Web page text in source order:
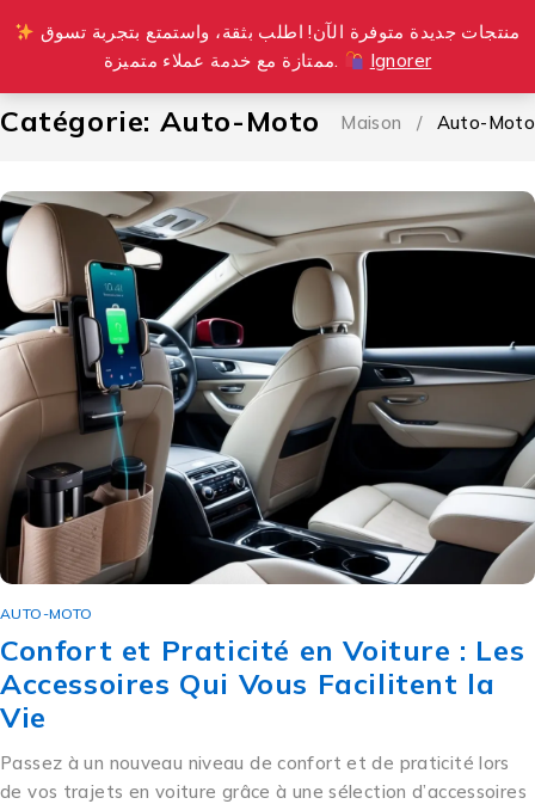
ممتازة مع خدمة عملاء متميزة.
Ignorer
0
Catégorie: Auto-Moto Maison / Auto-Moto
AUTO-MOTO
Confort et Praticité en Voiture : Les
Accessoires Qui Vous Facilitent la
Vie
Passez à un nouveau niveau de confort et de praticité lors
de vos trajets en voiture grâce à une sélection d’accessoires